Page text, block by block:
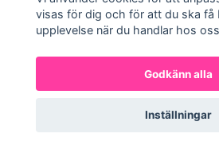
© 2026 Gunns ModePowered
visas för dig och för att du ska få
upplevelse när du handlar hos
Godkänn alla
Inställningar